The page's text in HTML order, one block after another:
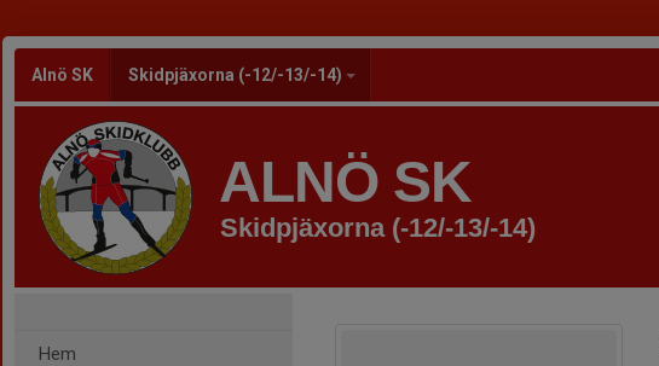
Alnö SK Skidpjäxorna (-12/-13/-14)
ALNÖ SK
Skidpjäxorna (-12/-13/-14)
Hem